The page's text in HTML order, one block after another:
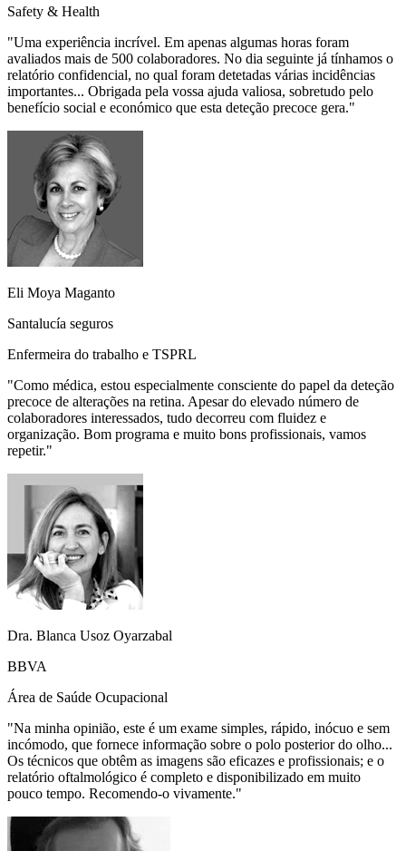
Safety & Health
"Uma experiência incrível. Em apenas algumas horas foram
avaliados mais de 500 colaboradores. No dia seguinte já tínhamos o
relatório confidencial, no qual foram detetadas várias incidências
importantes... Obrigada pela vossa ajuda valiosa, sobretudo pelo
benefício social e económico que esta deteção precoce gera."
Eli Moya Maganto
Santalucía seguros
Enfermeira do trabalho e TSPRL
"Como médica, estou especialmente consciente do papel da deteção
precoce de alterações na retina. Apesar do elevado número de
colaboradores interessados, tudo decorreu com fluidez e
organização. Bom programa e muito bons profissionais, vamos
repetir."
Dra. Blanca Usoz Oyarzabal
BBVA
Área de Saúde Ocupacional
"Na minha opinião, este é um exame simples, rápido, inócuo e sem
incómodo, que fornece informação sobre o polo posterior do olho...
Os técnicos que obtêm as imagens são eficazes e profissionais; e o
relatório oftalmológico é completo e disponibilizado em muito
pouco tempo. Recomendo-o vivamente."